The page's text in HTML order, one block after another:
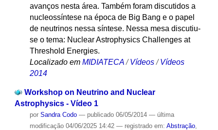
avanços nesta área. Também foram discutidos a
nucleossíntese na época de Big Bang e o papel
de neutrinos nessa síntese. Nessa mesa discutiu-
se o tema: Nuclear Astrophysics Challenges at
Threshold Energies.
Localizado em MIDIATECA /Vídeos /Vídeos
2014
Workshop on Neutrino and Nuclear
Astrophysics - Vídeo 1
por Sandra Codo — publicado06/05/2014 — última
modificação04/06/2025 14:42 — registrado em: Abstração,